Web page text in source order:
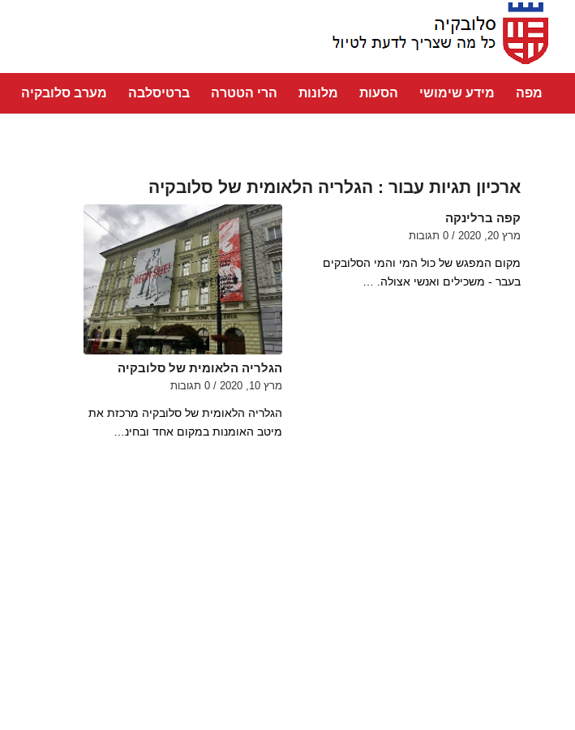
מפה מידע שימושי הסעות מלונות הרי הטטרה ברטיסלבה מערב סלובקיה
ארכיון תגיות עבור : הגלריה הלאומית של סלובקיה
קפה ברלינקה
מרץ 20, 2020 / 0 תגובות
מקום המפגש של כול המי והמי הסלובקים
בעבר - משכילים ואנשי אצולה. …
הגלריה הלאומית של סלובקיה
מרץ 10, 2020 / 0 תגובות
הגלריה הלאומית של סלובקיה מרכזת את
מיטב האומנות במקום אחד ובחינ…